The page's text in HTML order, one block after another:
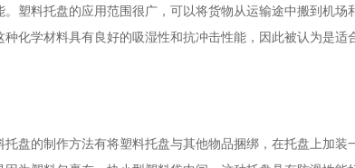
塑料托盘的应用范围很广，可以将货物从运输途中搬到机
化学材料具有良好的吸湿性和抗冲击性能，因此被认为是适
盘的制作方法有将塑料托盘与其他物品捆绑，在托盘上加